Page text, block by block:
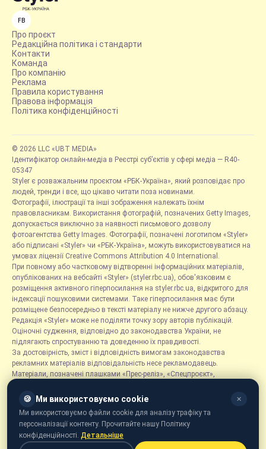
FB
Про проєкт
Редакційна політика і стандарти
Контакти
Команда
Про компанію
Реклама
Правила користування
Правова інформація
Політика конфіденційності
© 2026 LLC «UBT MEDIA»
Ідентифікатор онлайн-медіа в Реєстрі суб’єктів у сфері медіа — R40-
05347
Styler є розважальним проєктом «РБК-Україна», який розповідає про
людей, тренди і все, що цікаво читати поза новинами.
Фотографії, ілюстрації та інші зображення належать їхнім
правовласникам. Використання фотографій, позначених Getty Images,
допускається виключно за наявності письмового дозволу
фотоагентства Getty Images. Фотографії, позначені логотипом «Styler»
або підписані «Styler» чи «РБК-Україна», можуть використовуватися на
умовах ліцензії Creative Commons Attribution 4.0 International.
При повному або частковому відтворенні інформаційних матеріалів,
опублікованих на вебсайті «Styler» (styler.rbc.ua), обов'язковим є
розміщення активного гіперпосилання на styler.rbc.ua, відкритого для
індексації пошуковими системами. Таке гіперпосилання має бути
розміщене безпосередньо в тексті матеріалу не нижче другого абзацу.
Редакція «Styler» може не поділяти точку зору авторів публікацій.
Оціночні судження, відповідно до законодавства України, не
підлягають спростуванню та доведенню їх правдивості.
За достовірність, зміст і відповідність вимогам законодавства
рекламних матеріалів відповідальність несе рекламодавець.
Матеріали, позначені плашками «Прес-реліз», «Спецпроєкт»,
розміщуються на правах реклами.
Рубрика «Новини компаній» є інформаційним форматом, що містить
новини, повідомлення та оголошення, пов'язані з діяльністю
компаній, і ґрунтується на інформації, наданій відповідними
компаніями. Редакція не несе відповідальності за достовірність такої
🍪 Ми використовуємо cookie ✕
Ми використовуємо файли cookie для аналізу трафіку та
персоналізації контенту. Прочитайте нашу Політику
конфіденційності. Детальніше